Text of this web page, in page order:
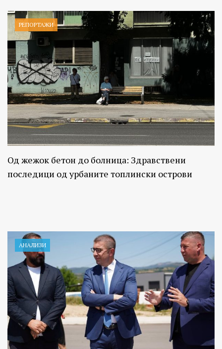
РЕПОРТАЖИ
Од жежок бетон до болница: Здравствени
последици од урбаните топлински острови
АНАЛИЗИ